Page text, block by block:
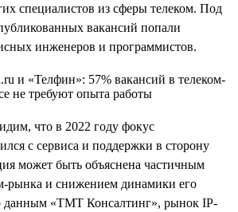
специалистов из сферы телеком. Под
вакансий попали
инженеров и программистов.
что в 2022 году фокус
с сервиса и поддержки в сторону
может быть объяснена частичным
рынка и снижением динамики его
данным «ТМТ Консалтинг», рынок IP-